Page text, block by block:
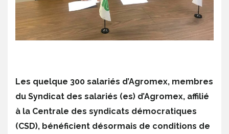
Les quelque 300 salariés d’Agromex, membres
du Syndicat des salariés (es) d’Agromex, affilié
à la Centrale des syndicats démocratiques
(CSD), bénéficient désormais de conditions de